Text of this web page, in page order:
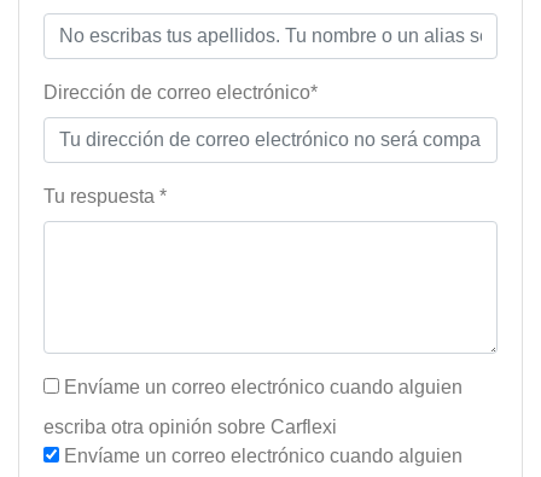
Dirección de correo electrónico*
Tu respuesta *
Envíame un correo electrónico cuando alguien
escriba otra opinión sobre Carflexi
Envíame un correo electrónico cuando alguien